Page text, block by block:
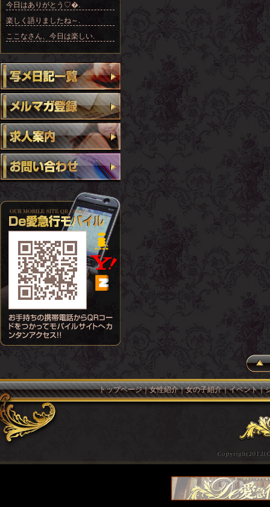
今日はありがとう♡�.
楽しく語りましたね～ .
ここなさん、今日は楽しい.
トップページ｜女性紹介｜女の子紹介｜イベント｜